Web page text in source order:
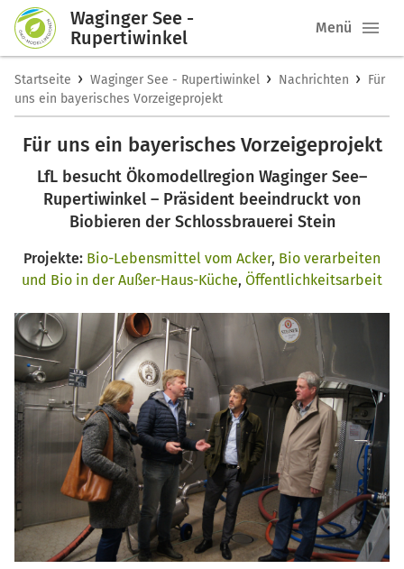
Waginger See -
Rupertiwinkel
Menü
Startseite › Waginger See - Rupertiwinkel › Nachrichten › Für
uns ein bayerisches Vorzeigeprojekt
Für uns ein bayerisches Vorzeigeprojekt
LfL besucht Ökomodellregion Waginger See–
Rupertiwinkel – Präsident beeindruckt von
Biobieren der Schlossbrauerei Stein
Projekte: Bio-Lebensmittel vom Acker, Bio verarbeiten
und Bio in der Außer-Haus-Küche, Öffentlichkeitsarbeit